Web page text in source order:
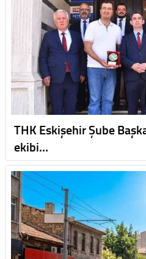
THK Eskişehir Şube
ekibi…